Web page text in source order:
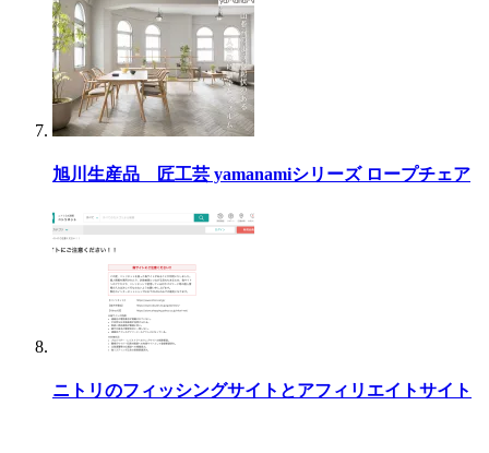
旭川生産品 匠工芸 yamanamiシリーズ ロープチェア
ニトリのフィッシングサイトとアフィリエイトサイト